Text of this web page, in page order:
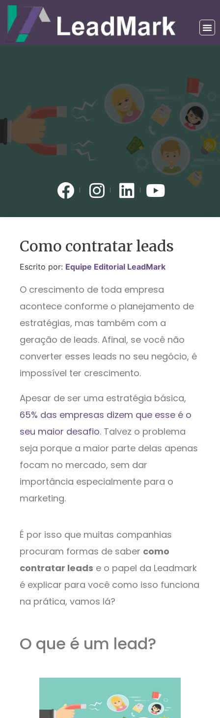
Como contratar leads
Escrito por: Equipe Editorial LeadMark
O crescimento de toda empresa
acontece conforme o planejamento de
estratégias, mas também com a
geração de leads. Afinal, se você não
converter esses leads no seu negócio, é
impossível ter crescimento.
Apesar de ser uma estratégia básica,
65% das empresas dizem que esse é o
seu maior desafio. Talvez o problema
seja porque a maior parte delas apenas
focam no mercado, sem dar
importância especialmente para o
marketing.
É por isso que muitas companhias
procuram formas de saber como
contratar leads e o papel da Leadmark
é explicar para você como isso funciona
na prática, vamos lá?
O que é um lead?